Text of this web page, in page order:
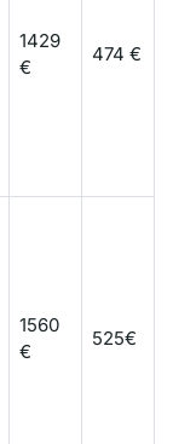
1429
€
474 €
1560
€
525€